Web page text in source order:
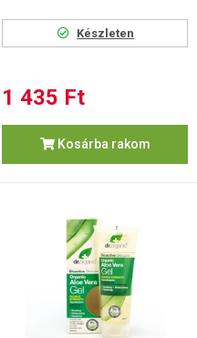
Készleten
1 435 Ft
Kosárba rakom